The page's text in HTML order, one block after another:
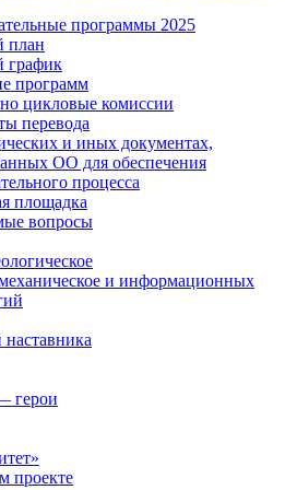
программы 2025
план
график
программ
цикловые комиссии
перевода
и иных документах,
ОО для обеспечения
процесса
площадка
вопросы
и информационных
наставника
герои
проекте